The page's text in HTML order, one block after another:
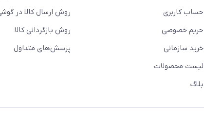
حساب کاربری
حریم خصوصی
خرید سازمانی
لیست محصولات
بلاگ
روش ارسال کالا در
روش بازگردانی کالا
پرسش‌های متداول